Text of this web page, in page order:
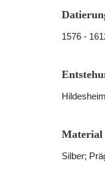
1576 -
Hildesheim
Material
Silber;